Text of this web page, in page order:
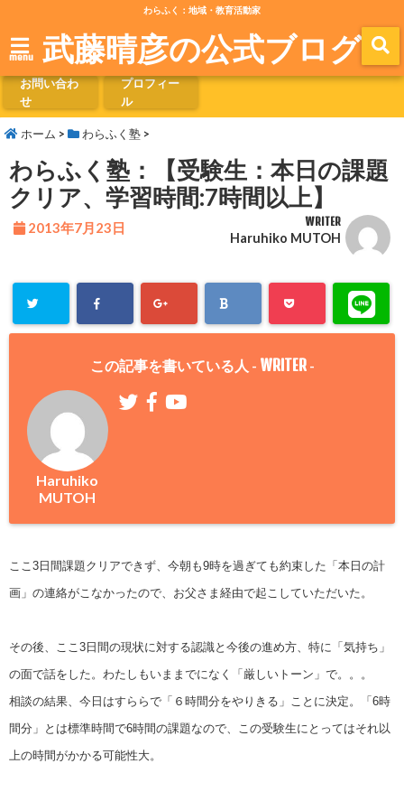
わらふく：地域・教育活動家
menu 武藤晴彦の公式ブログ
お問い合わ
せ
プロフィー
ル
ホーム > わらふく塾 >
わらふく塾：【受験生：本日の課題
クリア、学習時間:7時間以上】
2013年7月23日 WRITER
Haruhiko MUTOH
この記事を書いている人 - WRITER-
Haruhiko
MUTOH
ここ3日間課題クリアできず、今朝も9時を過ぎても約束した「本日の計
画」の連絡がこなかったので、お父さま経由で起こしていただいた。
その後、ここ3日間の現状に対する認識と今後の進め方、特に「気持ち」
の面で話をした。わたしもいままでになく「厳しいトーン」で。。。
相談の結果、今日はすららで「６時間分をやりきる」ことに決定。「6時
間分」とは標準時間で6時間の課題なので、この受験生にとってはそれ以
上の時間がかかる可能性大。